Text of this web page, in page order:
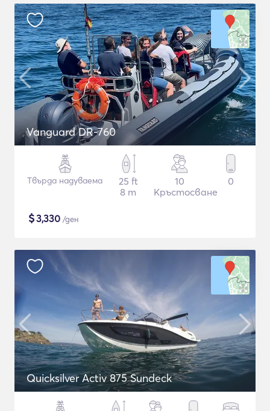
Vanguard DR-760
Твърда надуваема
25 ft
8 m
10
Кръстосване
0
$3,330 /ден
Quicksilver Activ 875 Sundeck